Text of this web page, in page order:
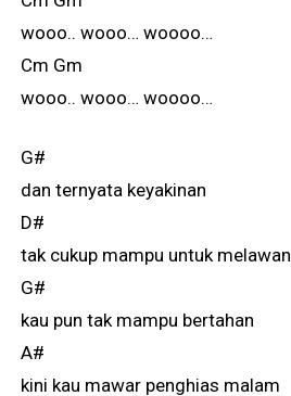
wooo.. wooo… woooo…
Cm Gm
wooo.. wooo… woooo…
G#
dan ternyata keyakinan
D#
tak cukup mampu untuk melawan
G#
kau pun tak mampu bertahan
A#
kini kau mawar penghias malam